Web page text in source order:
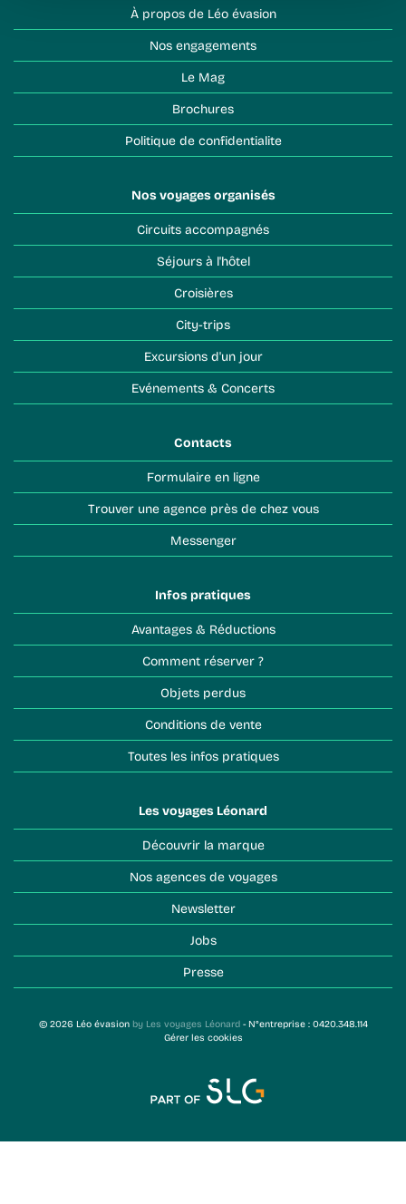
À propos de Léo évasion
Nos engagements
Le Mag
Brochures
Politique de confidentialite
Nos voyages organisés
Circuits accompagnés
Séjours à l'hôtel
Croisières
City-trips
Excursions d'un jour
Evénements & Concerts
Contacts
Formulaire en ligne
Trouver une agence près de chez vous
Messenger
Infos pratiques
Avantages & Réductions
Comment réserver ?
Objets perdus
Conditions de vente
Toutes les infos pratiques
Les voyages Léonard
Découvrir la marque
Nos agences de voyages
Newsletter
Jobs
Presse
© 2026 Léo évasion by Les voyages Léonard- N°entreprise : 0420.348.114
Gérer les cookies